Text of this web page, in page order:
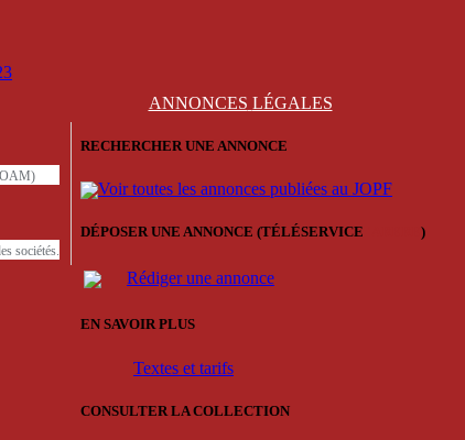
ANNONCES LÉGALES
sociétés.
RECHERCHER UNE ANNONCE
Voir toutes les annonces publiées au JOPF
DÉPOSER UNE ANNONCE (TÉLÉSERVICE )
Rédiger une annonce
EN SAVOIR PLUS
Textes et tarifs
CONSULTER LA COLLECTION